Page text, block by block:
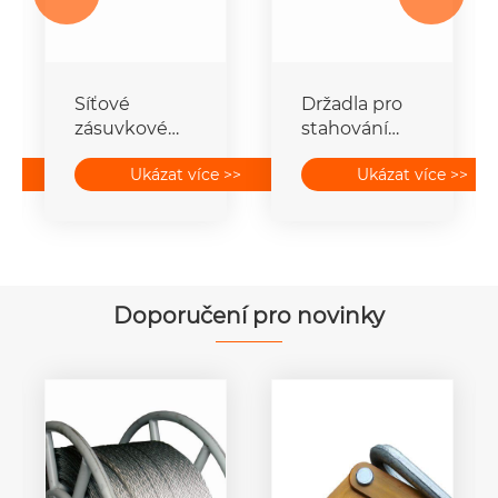
Síťové
zásuvkové
Ukázat více >>
Držadla pro
stahování
Ukázat více >>
Doporučení pro novinky